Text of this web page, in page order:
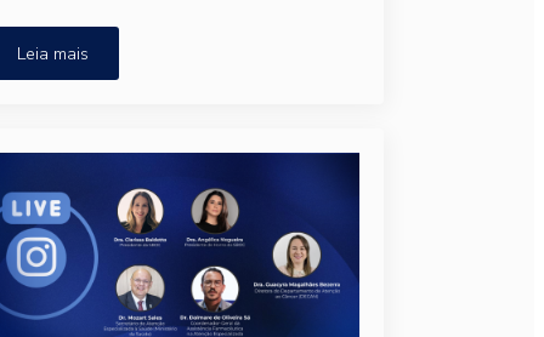
Leia mais